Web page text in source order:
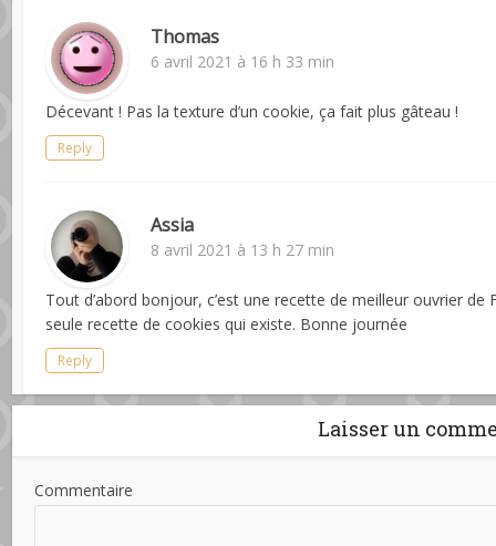
Thomas
6 avril 2021 à 16 h 33 min
Décevant ! Pas la texture d’un cookie, ça fait plus gâteau !
Reply
Assia
8 avril 2021 à 13 h 27 min
Tout d’abord bonjour, c’est une recette de meilleur ouvrier de
seule recette de cookies qui existe. Bonne journée
Reply
Laisser un
Commentaire